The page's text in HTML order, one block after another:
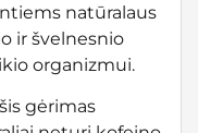
natūralaus
ir švelnesnio
organizmui.
gėrimas